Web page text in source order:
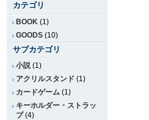
カテゴリ
BOOK (1)
GOODS (10)
サブカテゴリ
小説(1)
アクリルスタンド (1)
カードゲーム (1)
キーホルダー・ストラッ
プ(4)